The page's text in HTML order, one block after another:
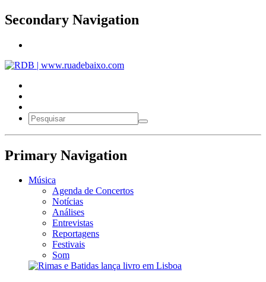
Secondary Navigation
Primary Navigation
Música
Agenda de Concertos
Notícias
Análises
Entrevistas
Reportagens
Festivais
Som